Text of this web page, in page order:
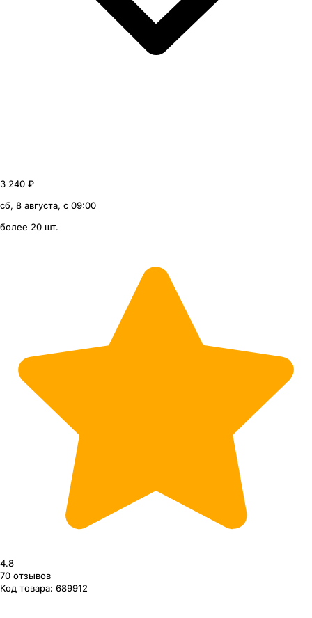
3 240 ₽
сб, 8 августа, с 09:00
более 20 шт.
4.8
70 отзывов
Код товара: 689912